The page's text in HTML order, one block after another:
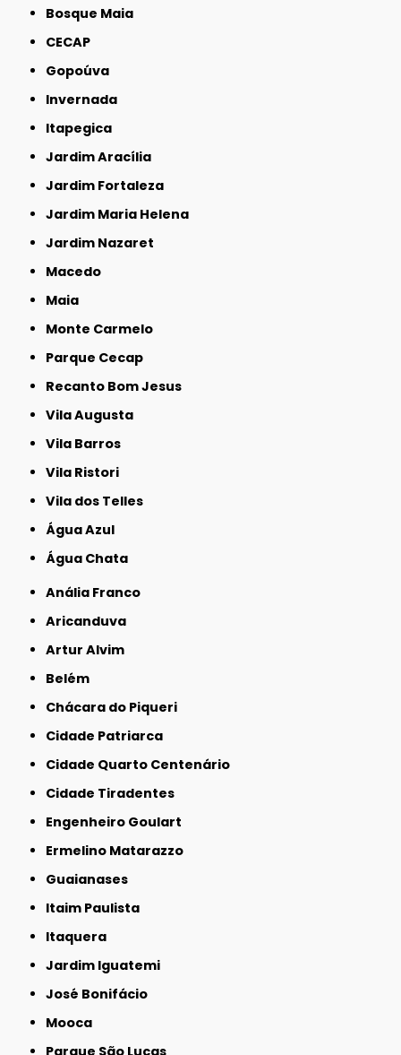
Bosque Maia
CECAP
Gopoúva
Invernada
Itapegica
Jardim Aracília
Jardim Fortaleza
Jardim Maria Helena
Jardim Nazaret
Macedo
Maia
Monte Carmelo
Parque Cecap
Recanto Bom Jesus
Vila Augusta
Vila Barros
Vila Ristori
Vila dos Telles
Água Azul
Água Chata
Anália Franco
Aricanduva
Artur Alvim
Belém
Chácara do Piqueri
Cidade Patriarca
Cidade Quarto Centenário
Cidade Tiradentes
Engenheiro Goulart
Ermelino Matarazzo
Guaianases
Itaim Paulista
Itaquera
Jardim Iguatemi
José Bonifácio
Mooca